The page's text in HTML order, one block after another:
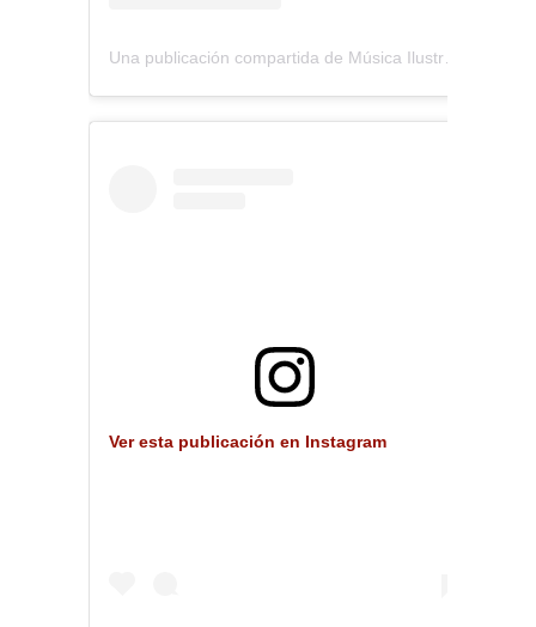
Ver esta publicación en Instagram